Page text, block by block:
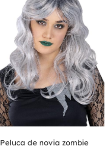
Peluca de novia zombie